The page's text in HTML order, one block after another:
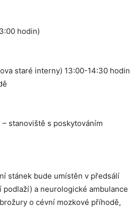
hodin)
staré interny) 13:00-14:30 hodin
stanoviště s poskytováním
stánek bude umístěn v předsálí
a neurologické ambulance
o cévní mozkové příhodě,